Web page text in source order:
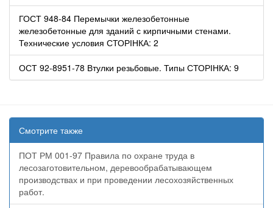
ГОСТ 948-84 Перемычки железобетонные
железобетонные для зданий с кирпичными стенами.
Технические условия СТОРІНКА: 2
ОСТ 92-8951-78 Втулки резьбовые. Типы СТОРІНКА: 9
Смотрите также
ПОТ РМ 001-97 Правила по охране труда в
лесозаготовительном, деревообрабатывающем
производствах и при проведении лесохозяйственных
работ.